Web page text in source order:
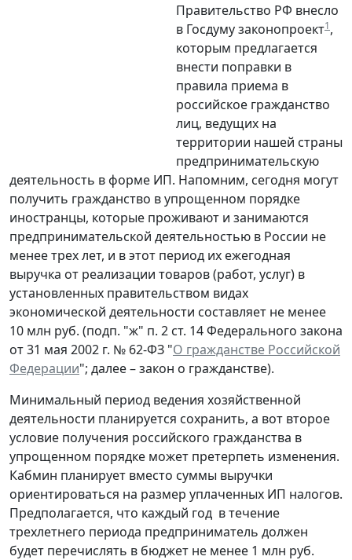
Правительство РФ внесло
в Госдуму законопроект1,
которым предлагается
внести поправки в
правила приема в
российское гражданство
лиц, ведущих на
территории нашей страны
предпринимательскую
деятельность в форме ИП. Напомним, сегодня могут
получить гражданство в упрощенном порядке
иностранцы, которые проживают и занимаются
предпринимательской деятельностью в России не
менее трех лет, и в этот период их ежегодная
выручка от реализации товаров (работ, услуг) в
установленных правительством видах
экономической деятельности составляет не менее
10 млн руб. (подп. "ж" п. 2 ст. 14 Федерального закона
от 31 мая 2002 г. № 62-ФЗ "О гражданстве Российской
Федерации"; далее – закон о гражданстве).
Минимальный период ведения хозяйственной
деятельности планируется сохранить, а вот второе
условие получения российского гражданства в
упрощенном порядке может претерпеть изменения.
Кабмин планирует вместо суммы выручки
ориентироваться на размер уплаченных ИП налогов.
Предполагается, что каждый год в течение
трехлетнего периода предприниматель должен
будет перечислять в бюджет не менее 1 млн руб.